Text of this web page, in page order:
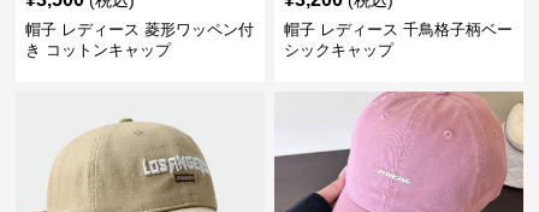
帽子 レディース 菱形ワッペン付
き コットンキャップ
帽子 レディース 千鳥格子柄ベー
シックキャップ